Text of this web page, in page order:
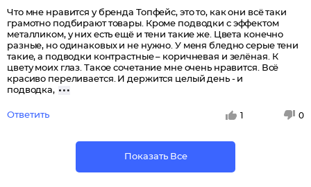
Что мне нравится у бренда Топфейс, это то, как они всё таки
грамотно подбирают товары. Кроме подводки с эффектом
металликом, у них есть ещё и тени такие же. Цвета конечно
разные, но одинаковых и не нужно. У меня бледно серые тени
такие, а подводки контрастные – коричневая и зелёная. К
цвету моих глаз. Такое сочетание мне очень нравится. Всё
красиво переливается. И держится целый день - и
подводка,
Ответить 1 0
Показать Все